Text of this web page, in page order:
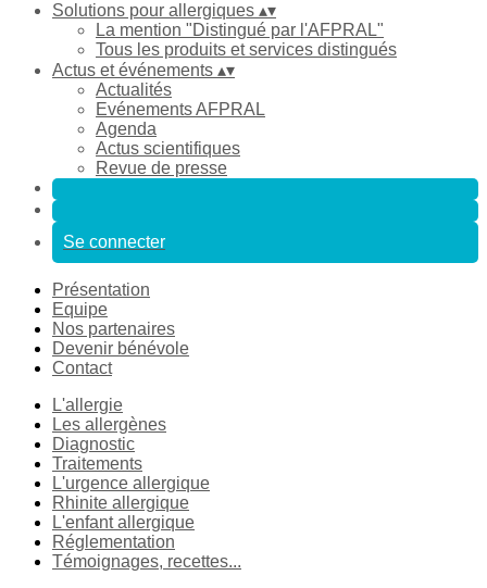
Solutions pour allergiques ▴▾
La mention "Distingué par l'AFPRAL"
Tous les produits et services distingués
Actus et événements ▴▾
Actualités
Evénements AFPRAL
Agenda
Actus scientifiques
Revue de presse
Se connecter
Présentation
Equipe
Nos partenaires
Devenir bénévole
Contact
L'allergie
Les allergènes
Diagnostic
Traitements
L'urgence allergique
Rhinite allergique
L'enfant allergique
Réglementation
Témoignages, recettes...